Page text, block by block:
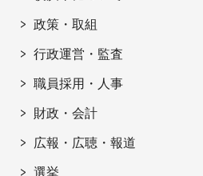
政策・取組
行政運営・監査
職員採用・人事
財政・会計
広報・広聴・報道
選挙